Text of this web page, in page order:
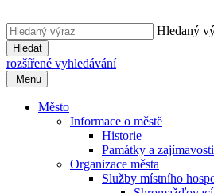
Hledaný
Hledat
rozšířené vyhledávání
Menu
Město
Informace o městě
Historie
Památky a zajímavosti
Organizace města
Služby místního